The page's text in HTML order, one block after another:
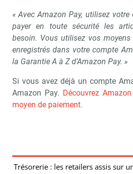
« Avec Amazon Pay, utilisez
payer en toute sécurité les
besoin. Vous utilisez vos
enregistrés dans votre compte
la Garantie A à Z d’Amazon Pay. »
Si vous avez déjà un compte
Amazon Pay. Découvrez
moyen de paiement.
Trésorerie : les retailers assis sur